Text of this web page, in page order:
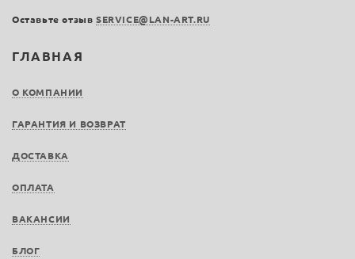
ГЛАВНАЯ
О КОМПАНИИ
ГАРАНТИЯ И ВОЗВРАТ
ДОСТАВКА
ОПЛАТА
ВАКАНСИИ
БЛОГ
Оставьте отзыв SERVICE@LAN-ART.RU